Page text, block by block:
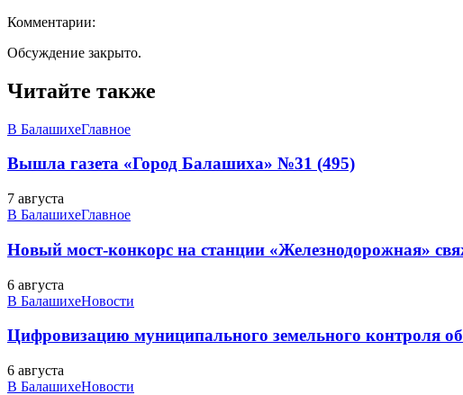
Комментарии:
Обсуждение закрыто.
Читайте также
В БалашихеГлавное
Вышла газета «Город Балашиха» №31 (495)
7 августа
В БалашихеГлавное
Новый мост-конкорс на станции «Железнодорожная»
6 августа
В БалашихеНовости
Цифровизацию муниципального земельного контроля
6 августа
В БалашихеНовости